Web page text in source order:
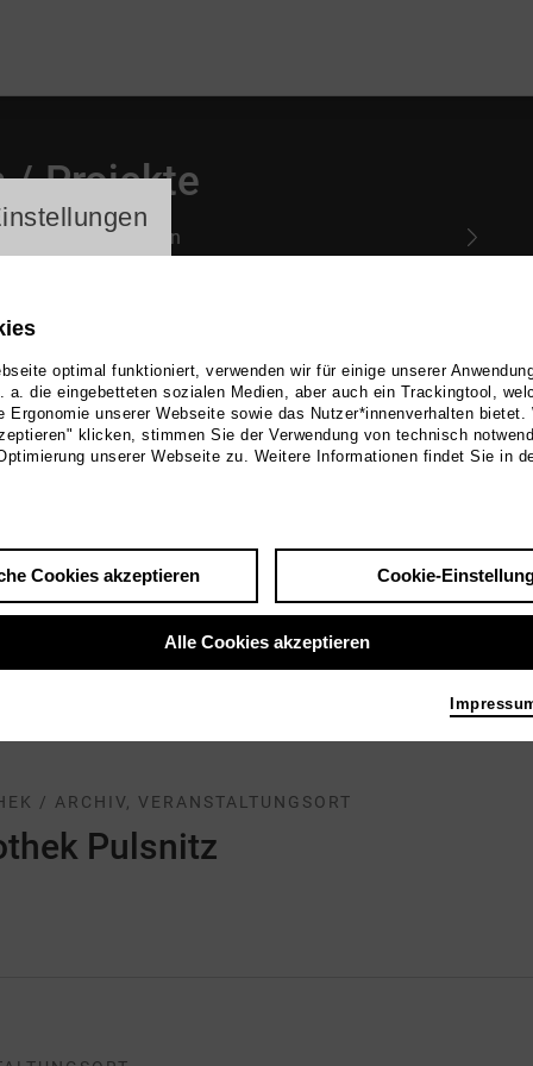
/ Projekte
Schloss Dyck
/ ARCHIV, VERANSTALTUNGSORT
Pulsnitz
optimal funktioniert, verwenden wir für einige unserer
a. die eingebetteten sozialen Medien, aber auch ein Trackingtool,
Ergonomie unserer Webseite sowie das Nutzer*innenverhalten bietet.
klicken, stimmen Sie der Verwendung von technisch
unserer Webseite zu. Weitere Informationen findet Sie in
Cookies akzeptieren Cookie-
Alle Cookies akzeptieren